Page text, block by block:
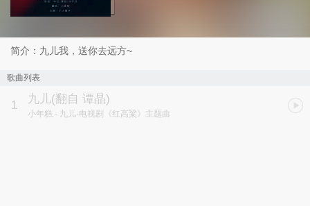
简介：九儿我，送你去远方~
歌曲列表
1 九儿(翻自 谭晶)
小年糕 - 九儿-电视剧《红高粱》主题曲